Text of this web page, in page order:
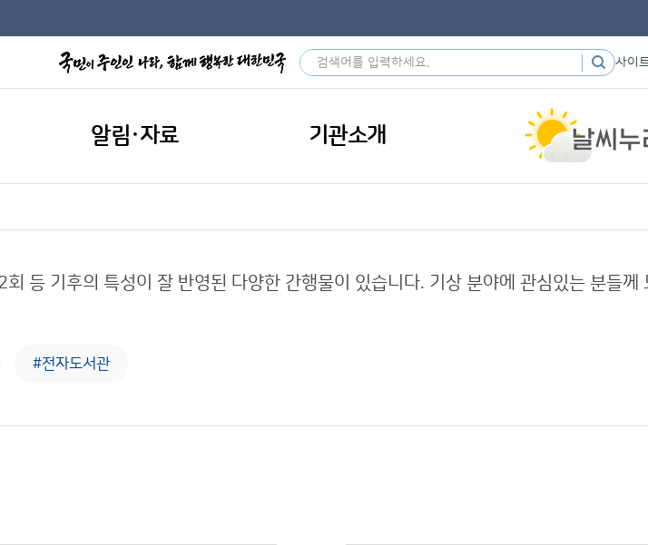
사이
알림·자료 기관소개
등 기후의 특성이 잘 반영된 다양한 간행물이 있습니다. 기상 분야에 관심있는 분들께
#전자도서관